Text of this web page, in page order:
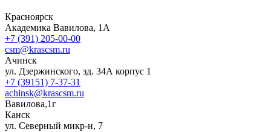
Красноярск
Академика Вавилова, 1А
+7 (391) 205-00-00
csm@krascsm.ru
Ачинск
ул. Дзержинского, зд. 34А корпус 1
+7 (39151) 7-37-31
achinsk@krascsm.ru
Вавилова,1г
Канск
ул. Северный микр-н, 7